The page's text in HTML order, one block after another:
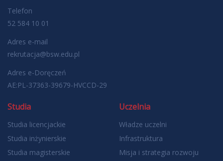
Telefon
52 584 10 01
Adres e-mail
rekrutacja@bsw.edu.pl
Adres e-Doręczeń
AE:PL-37363-39679-HVCCD-29
Studia
Studia licencjackie
Studia inżynierskie
Studia magisterskie
Uczelnia
Władze uczelni
Infrastruktura
Misja i strategia rozwoju